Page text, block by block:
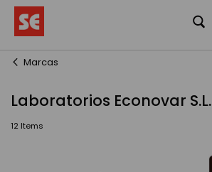
Content
Marcas
Laboratorios Econovar S.L.
12 Items